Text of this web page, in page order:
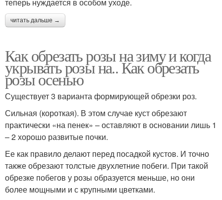
теперь нуждается в особом уходе.
читать дальше →
Как обрезать розы на зиму и когда
укрывать розы на.. Как обрезать
розы осенью
Существует 3 варианта формирующей обрезки роз.
Сильная (короткая). В этом случае куст обрезают
практически «на пенек» – оставляют в основании лишь 1
– 2 хорошо развитые почки.
Ее как правило делают перед посадкой кустов. И точно
также обрезают толстые двухлетние побеги. При такой
обрезке побегов у розы образуется меньше, но они
более мощными и с крупными цветками.